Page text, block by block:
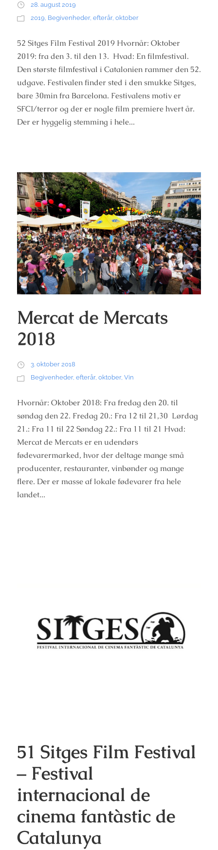
28. august 2019
2019 Begivenheder, efterår, oktober
52 Sitges Film Festival 2019 Hvornår: Oktober
2019: fra den 3. til den 13. Hvad: En filmfestival.
Den største filmfestival i Catalonien rammer den 52.
udgave. Festivalen finder sted i den smukke Sitges,
bare 30min fra Barcelona. Festivalens motiv er
SFCI/terror og der er nogle film premiere hvert år.
Der er hyggelig stemming i hele...
Mercat de Mercats
2018
3. oktober 2018
Begivenheder, efterår, oktober, Vin
Hvornår: Oktober 2018: Fra fredag den 20. til
søndag den 22. Fredag 20.: Fra 12 til 21,30 Lørdag
21.: Fra 11 til 22 Søndag 22.: Fra 11 til 21 Hvad:
Mercat de Mercats er en udendørs
fødevarermarked, hvor der deltage mange små
producenter, restauranter, vinbønder og mange
flere. Der er masse af lokale fødevarer fra hele
landet...
51 Sitges Film Festival
– Festival
internacional de
cinema fantàstic de
Catalunya